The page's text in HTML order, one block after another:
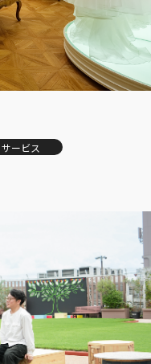
サービス